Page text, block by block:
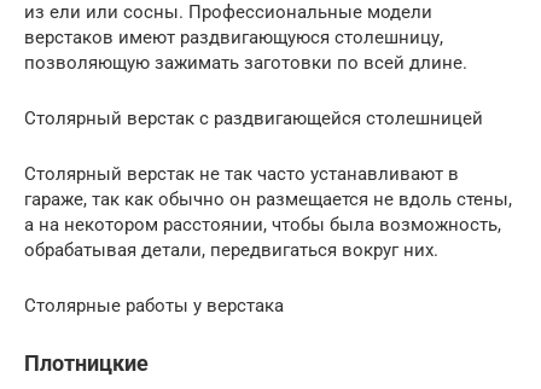
из ели или сосны. Профессиональные модели
верстаков имеют раздвигающуюся столешницу,
позволяющую зажимать заготовки по всей длине.
Столярный верстак с раздвигающейся столешницей
Столярный верстак не так часто устанавливают в
гараже, так как обычно он размещается не вдоль стены,
а на некотором расстоянии, чтобы была возможность,
обрабатывая детали, передвигаться вокруг них.
Столярные работы у верстака
Плотницкие